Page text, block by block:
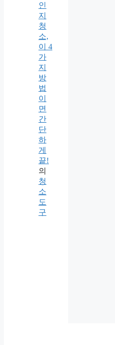
인
지
청
소,
이 4
가
지
방
법
이
면
간
단
하
게
끝!
의
청
소
도
구